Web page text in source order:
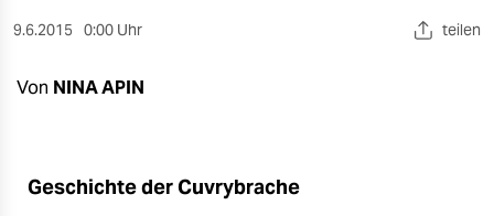
wahrheit
verlag
9.6.2015 0:00 Uhr teilen
Von NINA APIN
Geschichte der Cuvrybrache